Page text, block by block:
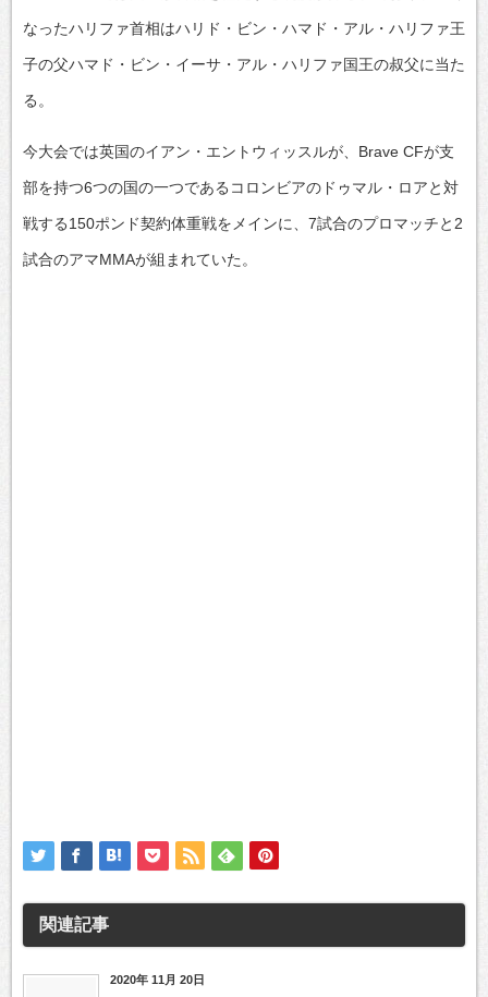
なったハリファ首相はハリド・ビン・ハマド・アル・ハリファ王
子の父ハマド・ビン・イーサ・アル・ハリファ国王の叔父に当た
る。
今大会では英国のイアン・エントウィッスルが、Brave CFが支
部を持つ6つの国の一つであるコロンビアのドゥマル・ロアと対
戦する150ポンド契約体重戦をメインに、7試合のプロマッチと2
試合のアマMMAが組まれていた。
関連記事
2020年 11月 20日